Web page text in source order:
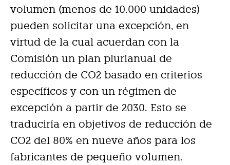
volumen (menos de 10.000 unidades)
pueden solicitar una excepción, en
virtud de la cual acuerdan con la
Comisión un plan plurianual de
reducción de CO2 basado en criterios
específicos y con un régimen de
excepción a partir de 2030. Esto se
traduciría en objetivos de reducción de
CO2 del 80% en nueve años para los
fabricantes de pequeño volumen.